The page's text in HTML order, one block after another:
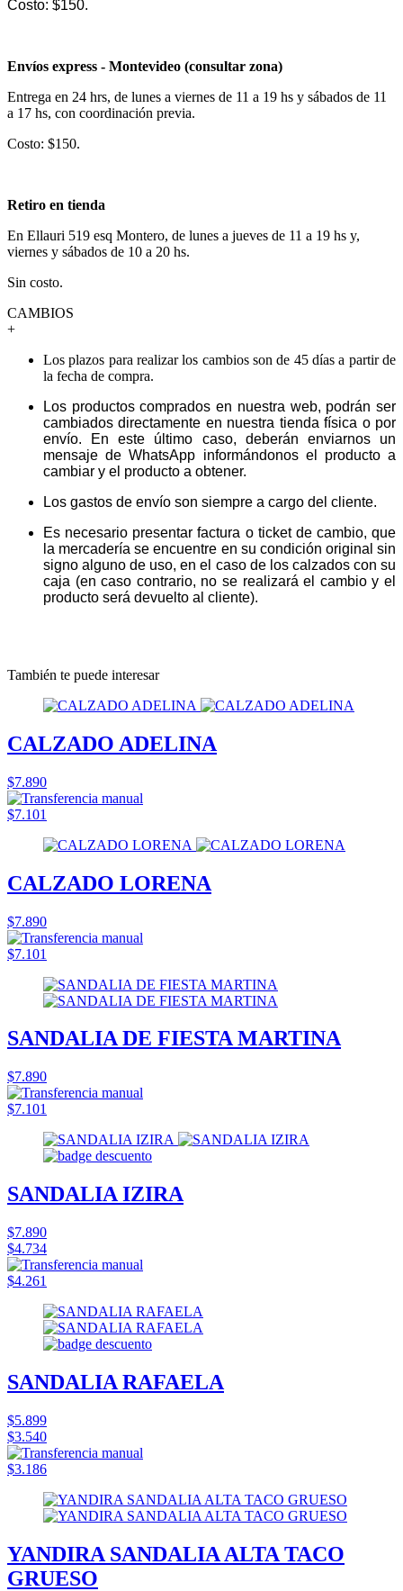
Costo: $150.
Envíos express - Montevideo (consultar zona)
Entrega en 24 hrs, de lunes a viernes de 11 a 19 hs y sábados de 11
a 17 hs, con coordinación previa.
Costo: $150.
Retiro en tienda
En Ellauri 519 esq Montero, de lunes a jueves de 11 a 19 hs y,
viernes y sábados de 10 a 20 hs.
Sin costo.
CAMBIOS
+
Los plazos para realizar los cambios son de 45 días a partir de
la fecha de compra.
Los productos comprados en nuestra web, podrán ser
cambiados directamente en nuestra tienda física o por
envío. En este último caso, deberán enviarnos un
mensaje de WhatsApp informándonos el producto a
cambiar y el producto a obtener.
Los gastos de envío son siempre a cargo del cliente.
Es necesario presentar factura o ticket de cambio, que
la mercadería se encuentre en su condición original sin
signo alguno de uso, en el caso de los calzados con su
caja (en caso contrario, no se realizará el cambio y el
producto será devuelto al cliente).
También te puede interesar
CALZADO ADELINA
$7.890
$7.101
CALZADO LORENA
$7.890
$7.101
SANDALIA DE FIESTA MARTINA
$7.890
$7.101
SANDALIA IZIRA
$7.890
$4.734
$4.261
SANDALIA RAFAELA
$5.899
$3.540
$3.186
YANDIRA SANDALIA ALTA TACO
GRUESO